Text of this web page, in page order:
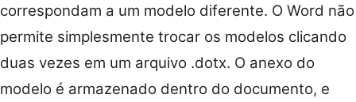
correspondam a um modelo diferente. O Word não
permite simplesmente trocar os modelos clicando
duas vezes em um arquivo .dotx. O anexo do
modelo é armazenado dentro do documento, e